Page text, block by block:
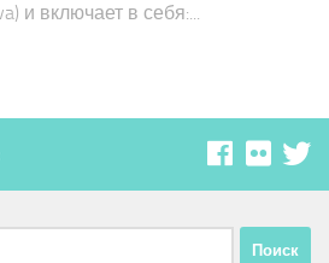
и включает в себя:...